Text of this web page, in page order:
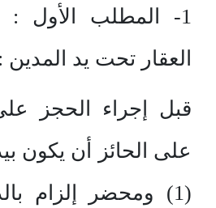
1- المطلب الأول :
العقار تحت يد المدين :
قبل إجراء الحجز
على الحائز أن يكون
(1) ومحضر إلزام